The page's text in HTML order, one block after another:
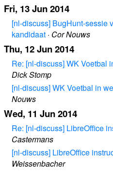
Fri, 13 Jun 2014
[nl-discuss] BugHunt-sessie
kandidaat · Cor Nouws
Thu, 12 Jun 2014
Re: [nl-discuss] WK Voetbal
Dick Stomp
[nl-discuss] WK Voetbal in
Nouws
Wed, 11 Jun 2014
Re: [nl-discuss] LibreOffice
Castermans
[nl-discuss] LibreOffice
Weissenbacher